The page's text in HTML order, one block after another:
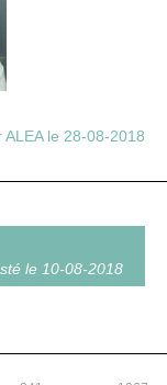
ALEA le 28-08-2018
le 10-08-2018